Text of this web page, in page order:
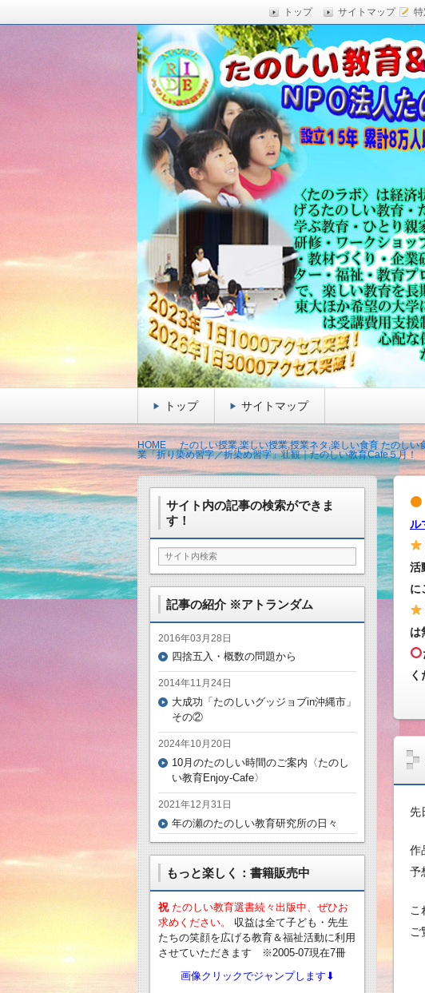
トップ サイトマップ
たのしい教育研究所（沖縄
楽しい授業,たのしい授業,楽しい自由研究,面白い
い,RIDE,沖縄県 教育,たのしい授業,たのしい教
Education,楽しい授業,教育技術,教育方法,内発的
力向上,教育技術,教育方法,沖縄 教育問題
教員採用試験,沖縄 教育,たのしい教育,沖縄の学
科学,たのしい科学,たのしく学び 一生ものの「
う,いっきゅうハカセ,アドラー 心理学,面白い,沖
グ,教員採用試験,名人,採用試験,合格,セミナー,
向上,沖縄の教育,たのしい学力,補習,読み語り,読
さでクリエイトするプロフェッショなる集団,学
立四年で17000人以上に授業を実施,99％の高い
由研究.しまくとぅば,島言葉,
トップ サイトマップ
HOME たのしい授業,楽しい授業,授業ネタ,楽しい食育 たのし
業「折り染め習字／折染め習字」壮観｜たのしい教育Cafe５月！
ル
活
に
は
く
先
作
予
こ
ご
サイト内の記事の検索ができま
す！
記事の紹介 ※アトランダム
2016年03月28日
四捨五入・概数の問題から
2014年11月24日
大成功「たのしいグッジョブin沖縄市」
その②
2024年10月20日
10月のたのしい時間のご案内〈たのし
い教育Enjoy-Cafe〉
2021年12月31日
年の瀬のたのしい教育研究所の日々
もっと楽しく：書籍販売中
祝 たのしい教育選書続々出版中、ぜひお
求めください。
収益は全て子ども・先生
たちの笑顔を広げる教育＆福祉活動に利用
させていただきます ※2005-07現在7冊
画像クリックでジャンプします⬇︎